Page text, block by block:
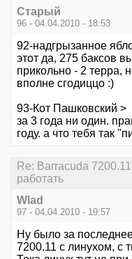
Старый
96 - 04.04.2010 - 18:53
92-надгрызанное
этот да, 275 баксов
прикольно - 2 терра,
вполне сгодиццо :)
93-Кот Пашковский >
за 3 года ни один.
году. а что тебя так
Re: Barracuda
работать
Wlad
97 - 04.04.2010 - 19:57
Ну было за
7200.11 с линухом, с